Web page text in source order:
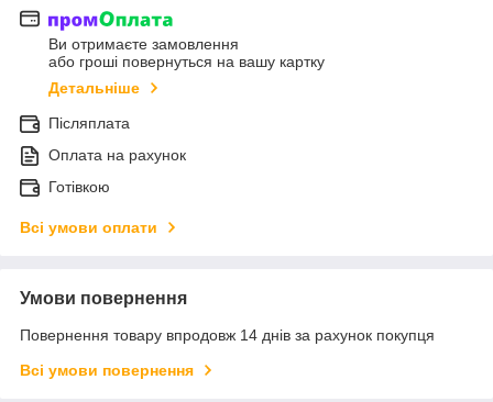
Ви отримаєте замовлення
або гроші повернуться на вашу картку
Детальніше
Післяплата
Оплата на рахунок
Готівкою
Всі умови оплати
Умови повернення
Повернення товару впродовж 14 днів за рахунок покупця
Всі умови повернення